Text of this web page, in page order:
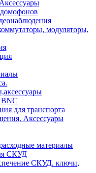
модуляторы,
BNC
для транспорта
Аксессуары
материалы
СКУД
СКУД. ключи,